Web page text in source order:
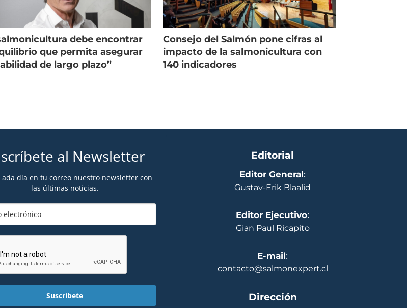
debe encontrar
que permita asegurar
de largo plazo”
Consejo del Salmón pone cifras al
impacto de la salmonicultura con
140 indicadores
al Newsletter
ada día en tu correo nuestro newsletter con
las últimas noticias.
Suscríbete
Editorial
Editor General:
Gustav-Erik Blaalid
Editor Ejecutivo:
Gian Paul Ricapito
E-mail:
contacto@salmonexpert.cl
Dirección